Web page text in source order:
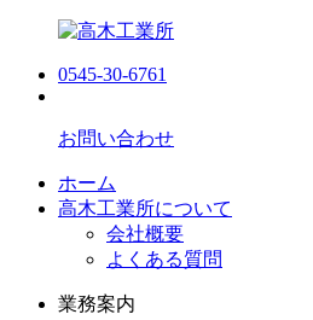
0545-30-6761
お問い合わせ
ホーム
高木工業所について
会社概要
よくある質問
業務案内